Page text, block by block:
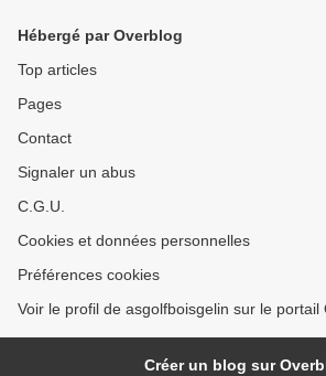
Hébergé par Overblog
Top articles
Pages
Contact
Signaler un abus
C.G.U.
Cookies et données personnelles
Préférences cookies
Voir le profil de asgolfboisgelin sur le portail
Créer un blog sur